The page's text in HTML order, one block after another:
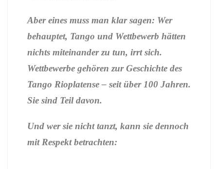
Aber eines muss man klar sagen: Wer
behauptet, Tango und Wettbewerb hätten
nichts miteinander zu tun, irrt sich.
Wettbewerbe gehören zur Geschichte des
Tango Rioplatense – seit über 100 Jahren.
Sie sind Teil davon.
Und wer sie nicht tanzt, kann sie dennoch
mit Respekt betrachten: